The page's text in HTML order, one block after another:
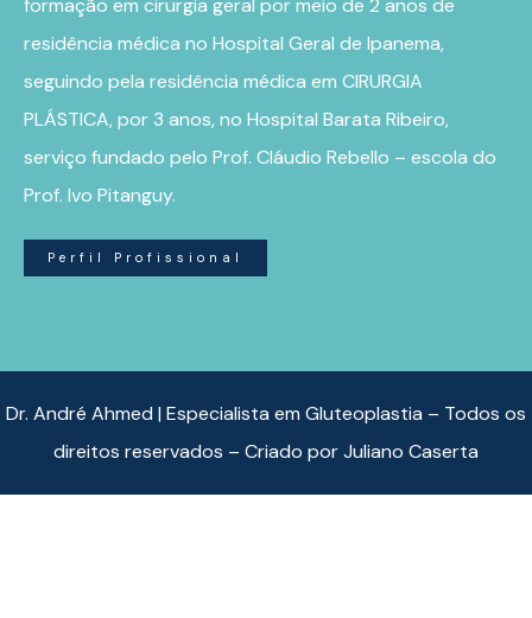
residência médica no Hospital Geral de Ipanema,
seguindo pela residência médica em CIRURGIA
PLÁSTICA, por 3 anos, no Hospital Barata Ribeiro,
serviço fundado pelo Prof. Cláudio Rebello – escola do
Prof. Ivo Pitanguy.
Perfil Profissional
Dr. André Ahmed | Especialista em Gluteoplastia – Todos os
direitos reservados – Criado porJuliano Caserta